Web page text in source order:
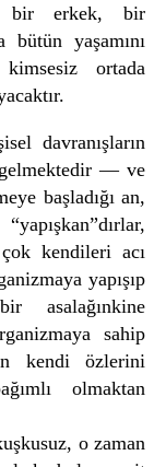
bir erkek, bir
bütün yaşamını
ortada
davranışların
gelmektedir — ve
başladığı an,
kendileri acı
yapışıp
asalağınkine
sahip
kendi özlerini
olmaktan
o zaman